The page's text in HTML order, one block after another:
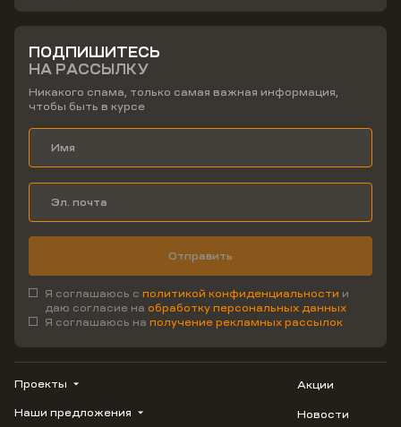
ПОДПИШИТЕСЬ
НА РАССЫЛКУ
Никакого спама, только самая важная информация,
чтобы быть в курсе
Отправить
Я соглашаюсь с политикой конфиденциальности и
даю согласие на обработку персональных данных
Я соглашаюсь на получение рекламных рассылок
Проекты
ВЕРН
Наши предложения
Акции
Новости